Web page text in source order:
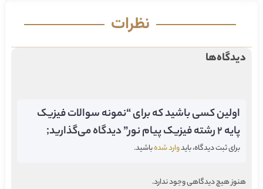
نظرات
دیدگاه‌ها
اولین کسی باشید که برای “نمونه سوالات فیزیک
پایه 2 رشته فیزیک پیام نور” دیدگاه می‌گذارید;
برای ثبت دیدگاه، بایدوارد شدهباشید.
هنوز هیچ دیدگاهی وجود ندارد.